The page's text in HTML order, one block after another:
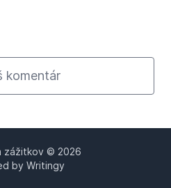
komentár
zážitkov © 2026
by Writingy